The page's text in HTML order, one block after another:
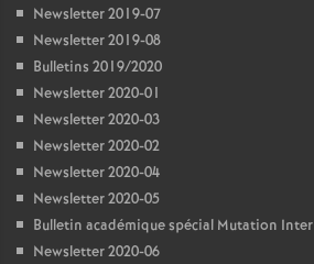
Newsletter 2019-07
Newsletter 2019-08
Bulletins 2019/2020
Newsletter 2020-01
Newsletter 2020-03
Newsletter 2020-02
Newsletter 2020-04
Newsletter 2020-05
Bulletin académique spécial Mutation Inter
Newsletter 2020-06